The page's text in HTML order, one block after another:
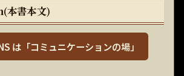
本書本文)
は「コミュニケーションの場」